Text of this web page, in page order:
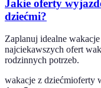
Jakie oferty
dziećmi?
Zaplanuj idealne
najciekawszych ofert
rodzinnych potrzeb.
wakacje z dziećmioferty